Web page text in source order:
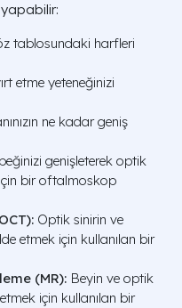
tablosundaki harfleri
etme yeteneğinizi
ne kadar geniş
genişleterek optik
için bir oftalmoskop
Optik sinirin ve
etmek için kullanılan bir
(MR): Beyin ve optik
için kullanılan bir